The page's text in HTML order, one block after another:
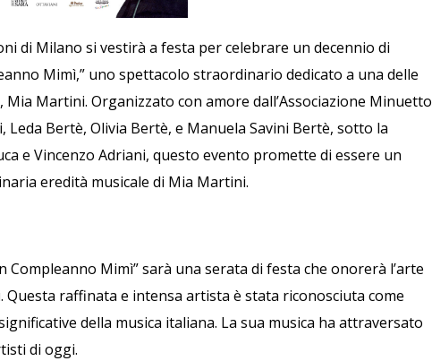
di Milano si vestirà a festa per celebrare un decennio di
Mimì,” uno spettacolo straordinario dedicato a una delle
Mia Martini. Organizzato con amore dall’Associazione Minuetto
Leda Bertè, Olivia Bertè, e Manuela Savini Bertè, sotto la
e Vincenzo Adriani, questo evento promette di essere un
eredità musicale di Mia Martini.
Compleanno Mimì” sarà una serata di festa che onorerà l’arte
raffinata e intensa artista è stata riconosciuta come
della musica italiana. La sua musica ha attraversato
di oggi.